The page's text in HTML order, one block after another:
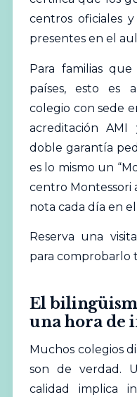
centros oficiales
presentes en el
Para familias
países, esto es
colegio con sede
acreditación
doble garantía
es lo mismo un
centro Montessori
nota cada día en
Reserva una
para comprobarlo
El
una hora de
Muchos colegios
son de verdad.
calidad implica